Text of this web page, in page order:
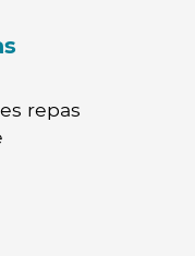
repas